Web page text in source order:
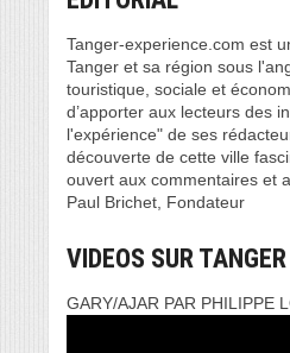
Tanger-experience.com est
Tanger et sa région sous
touristique, sociale et
d’apporter aux lecteurs des
l'expérience" de ses
découverte de cette ville
ouvert aux commentaires et
Paul Brichet, Fondateur
VIDEOS SUR TANGER
GARY/AJAR PAR PHILIPPE